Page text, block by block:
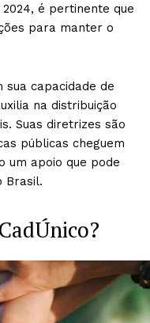
é pertinente que
para manter o
sua capacidade de
na distribuição
Suas diretrizes são
públicas cheguem
um apoio que pode
Brasil.